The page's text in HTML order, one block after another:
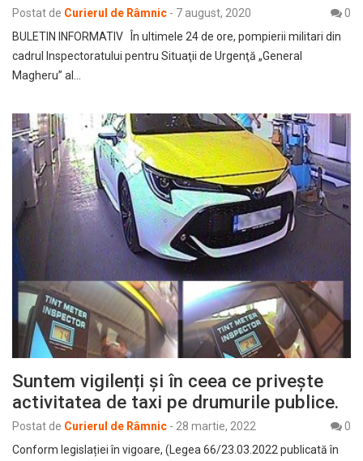
Postat de Curierul de Râmnic - 7 august, 2020
0
BULETIN INFORMATIV În ultimele 24 de ore, pompierii militari din
cadrul Inspectoratului pentru Situaţii de Urgenţă „General
Magheru” al…
Suntem vigilenți și în ceea ce privește
activitatea de taxi pe drumurile publice.
Postat de Curierul de Râmnic - 28 martie, 2022
0
Conform legislației în vigoare, (Legea 66/23.03.2022 publicată în